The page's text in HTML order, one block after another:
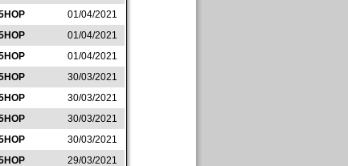
01/04/2021
01/04/2021
01/04/2021
30/03/2021
30/03/2021
30/03/2021
30/03/2021
29/03/2021